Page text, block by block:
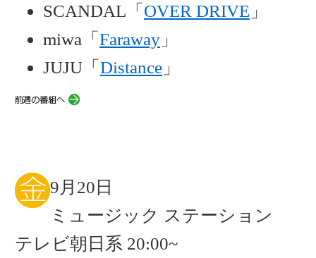
SCANDAL「 OVER DRIVE 」
miwa「 Faraway 」
JUJU「 Distance 」
9月20日
ミュージック ステーション
テレビ朝日系 20:00~